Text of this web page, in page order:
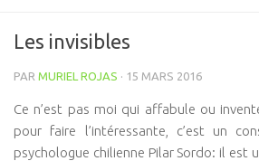
GTAO Rédaction
Pol Charoy
Imanou Risselard
Delphine Lhuillier
Les invisibles
PAR MURIEL ROJAS · 15 MARS 2016
Ce n’est pas moi qui affabule ou
pour faire l’intéressante, c’est un
psychologue chilienne Pilar Sordo: il est